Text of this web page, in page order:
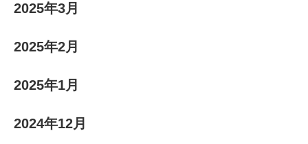
2025年3月
2025年2月
2025年1月
2024年12月